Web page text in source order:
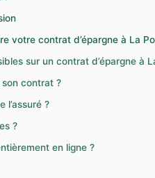
votre contrat d’épargne à La
sur un contrat d’épargne à
contrat ?
l’assuré ?
?
en ligne ?